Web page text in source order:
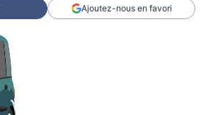
Ajoutez-nous en favori